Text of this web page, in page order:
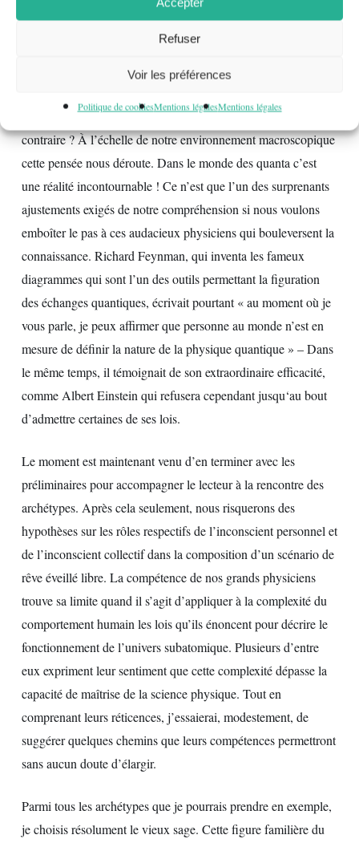
Refuser
Voir les préférences
Politique de cookiesMentions légalesMentions légales
monde quantique la particule et l’onde seraient une même «
chose » si l’on pouvait appliquer ce terme à ce qui n’est qu’un
champ de forces. Tantôt onde, tantôt particule, selon le regard
Comment une chose peut-elle être à la fois elle-même et son
contraire ? À l’échelle de notre environnement macroscopique
cette pensée nous déroute. Dans le monde des quanta c’est
une réalité incontournable ! Ce n’est que l’un des surprenants
ajustements exigés de notre compréhension si nous voulons
emboîter le pas à ces audacieux physiciens qui bouleversent la
connaissance. Richard Feynman, qui inventa les fameux
diagrammes qui sont l’un des outils permettant la figuration
des échanges quantiques, écrivait pourtant « au moment où je
vous parle, je peux affirmer que personne au monde n’est en
mesure de définir la nature de la physique quantique » – Dans
le même temps, il témoignait de son extraordinaire efficacité,
comme Albert Einstein qui refusera cependant jusqu‘au bout
d’admettre certaines de ses lois.
Le moment est maintenant venu d’en terminer avec les
préliminaires pour accompagner le lecteur à la rencontre des
archétypes. Après cela seulement, nous risquerons des
hypothèses sur les rôles respectifs de l’inconscient personnel et
de l’inconscient collectif dans la composition d’un scénario de
rêve éveillé libre. La compétence de nos grands physiciens
trouve sa limite quand il s’agit d’appliquer à la complexité du
comportement humain les lois qu’ils énoncent pour décrire le
fonctionnement de l’univers subatomique. Plusieurs d’entre
eux expriment leur sentiment que cette complexité dépasse la
capacité de maîtrise de la science physique. Tout en
comprenant leurs réticences, j’essaierai, modestement, de
suggérer quelques chemins que leurs compétences permettront
sans aucun doute d’élargir.
Parmi tous les archétypes que je pourrais prendre en exemple,
je choisis résolument le vieux sage. Cette figure familière du